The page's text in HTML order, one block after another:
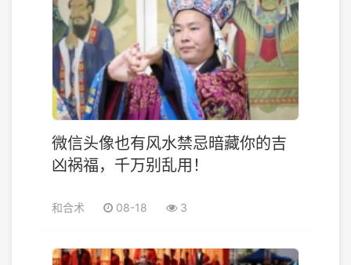
微信头像也有风水禁忌暗藏你的吉
凶祸福，千万别乱用！
和合术 08-18 3